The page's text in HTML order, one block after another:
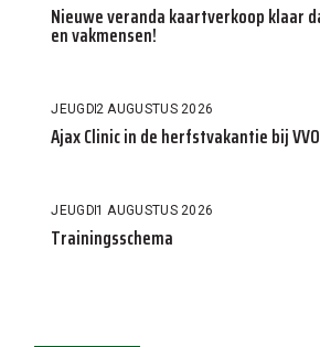
Nieuwe veranda kaartverkoop klaar
en vakmensen!
JEUGD2 AUGUSTUS 2026
Ajax Clinic in de herfstvakantie bij
JEUGD1 AUGUSTUS 2026
Trainingsschema